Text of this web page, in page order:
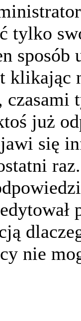
tylko
sposób
klikając
już
się
nie